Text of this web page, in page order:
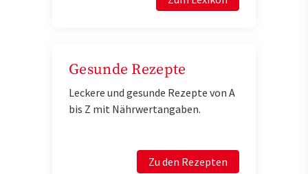
Gesunde Rezepte
Leckere und gesunde Rezepte von A
bis Z mit Nährwertangaben.
Zu den Rezepten